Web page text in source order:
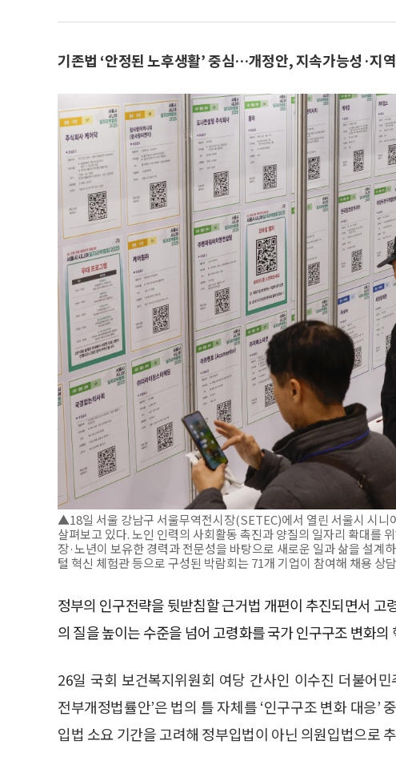
기존법 ‘안정된 노후생활’ 중심…개정안, 지속가능성·지
▲18일 서울 강남구 서울무역전시장(SETEC)에서 열린 서울시 시
살펴보고 있다. 노인 인력의 사회활동 촉진과 양질의 일자리 확대를
장·노년이 보유한 경력과 전문성을 바탕으로 새로운 일과 삶을 설계
털 혁신 체험관 등으로 구성된 박람회는 71개 기업이 참여해 채용
정부의 인구전략을 뒷받침할 근거법 개편이 추진되면서
의 질을 높이는 수준을 넘어 고령화를 국가 인구구조 변화의
26일 국회 보건복지위원회 여당 간사인 이수진 더불어
전부개정법률안’은 법의 틀 자체를 ‘인구구조 변화 대응’
입법 소요 기간을 고려해 정부입법이 아닌 의원입법으로